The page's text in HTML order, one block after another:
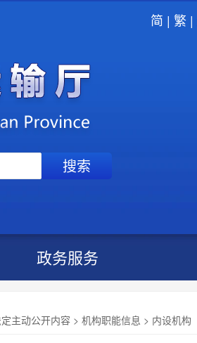
搜索
简 | 繁 |
政务服务
主动公开内容> 机构职能信息 > 内设机构